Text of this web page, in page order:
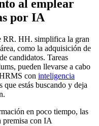
al emplear
por IA
RR. HH. simplifica la gran
como la adquisición de
candidatos. Tareas
pueden llevarse a cabo
con inteligencia
que estás buscando y deja
en poco tiempo, las
premisa con IA